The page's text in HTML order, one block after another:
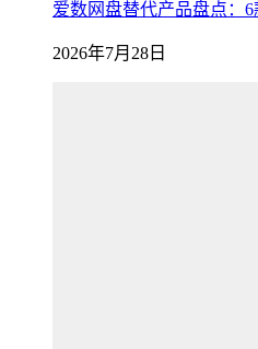
爱数网盘替代产品盘点：
2026年7月28日